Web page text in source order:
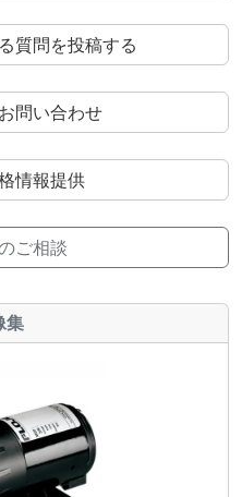
質問を投稿する
問い合わせ
情報提供
ご相談
集